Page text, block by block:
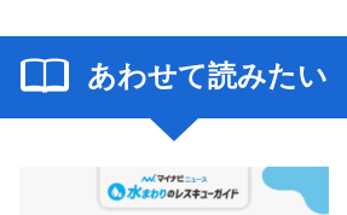
あわせて読みたい